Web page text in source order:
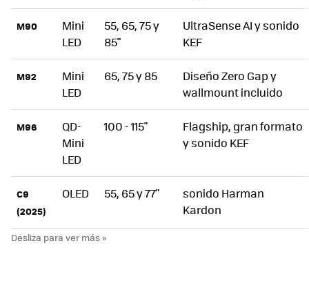
M90
Mini
LED
55, 65, 75 y
85"
UltraSense AI y sonido
KEF
M92
Mini
LED
65, 75 y 85
Diseño Zero Gap y
wallmount incluido
M96
QD-
Mini
LED
100 - 115"
Flagship, gran formato
y sonido KEF
C9
(2025)
OLED 55, 65 y 77"
sonido Harman
Kardon